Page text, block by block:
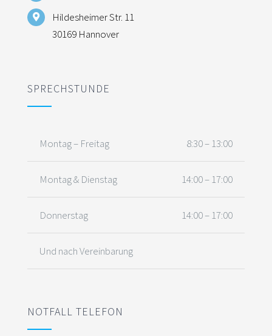
Hildesheimer Str. 11
30169 Hannover
SPRECHSTUNDE
Montag – Freitag 8:30 – 13:00
Montag & Dienstag 14:00 – 17:00
Donnerstag 14:00 – 17:00
Und nach Vereinbarung
NOTFALL TELEFON